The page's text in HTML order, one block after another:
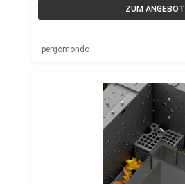
ZUM ANGEBOT
pergomondo